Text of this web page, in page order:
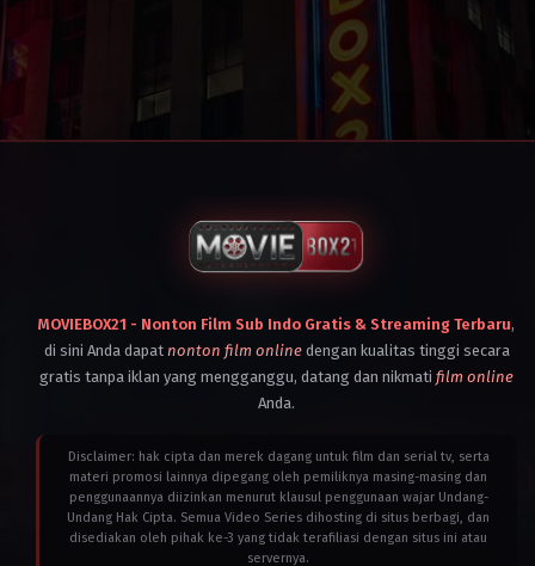
MOVIEBOX21 - Nonton Film Sub Indo Gratis & Streaming Terbaru,
di sini Anda dapat nonton film onlinedengan kualitas tinggi secara
gratis tanpa iklan yang mengganggu, datang dan nikmati film online
Anda.
Disclaimer: hak cipta dan merek dagang untuk film dan serial tv, serta
materi promosi lainnya dipegang oleh pemiliknya masing-masing dan
penggunaannya diizinkan menurut klausul penggunaan wajar Undang-
Undang Hak Cipta. Semua Video Series dihosting di situs berbagi, dan
disediakan oleh pihak ke-3 yang tidak terafiliasi dengan situs ini atau
servernya.